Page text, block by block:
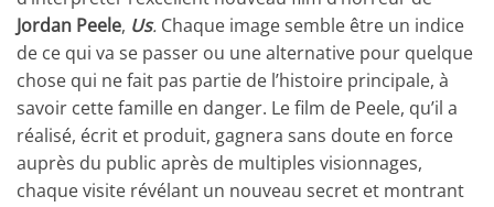
Jordan Peele, Us. Chaque image semble être un indice
de ce qui va se passer ou une alternative pour quelque
chose qui ne fait pas partie de l’histoire principale, à
savoir cette famille en danger. Le film de Peele, qu’il a
réalisé, écrit et produit, gagnera sans doute en force
auprès du public après de multiples visionnages,
chaque visite révélant un nouveau secret et montrant